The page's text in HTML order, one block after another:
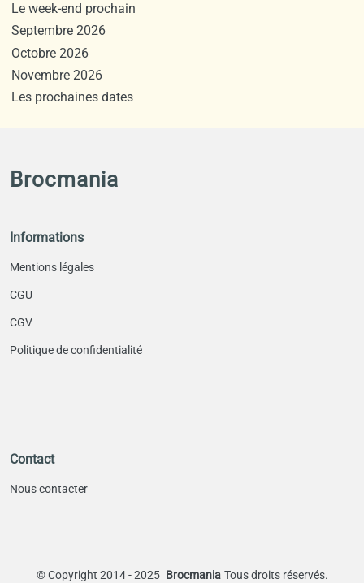
Le week-end prochain
Septembre 2026
Octobre 2026
Novembre 2026
Les prochaines dates
Brocmania
Informations
Mentions légales
CGU
CGV
Politique de confidentialité
Contact
Nous contacter
©Copyright 2014 - 2025 Brocmania Tous droits réservés.